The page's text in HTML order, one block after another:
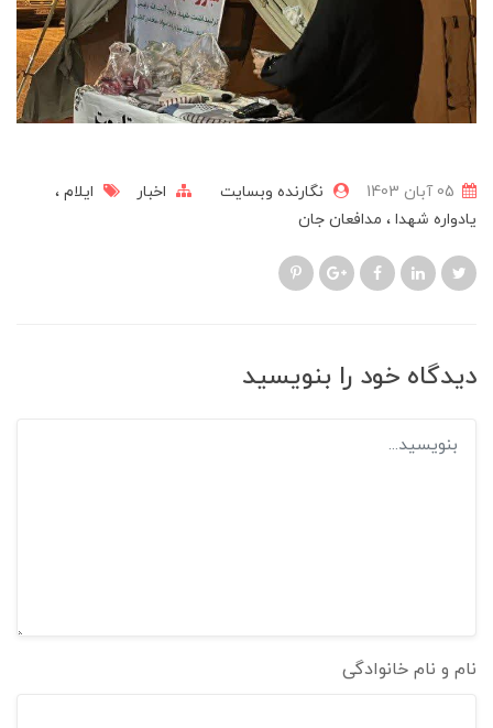
نگارنده وبسایت اخبار
ایلام
یادواره شهدا
مدافعان جان
دیدگاه خود را بنویسید
نام و نام خانوادگی